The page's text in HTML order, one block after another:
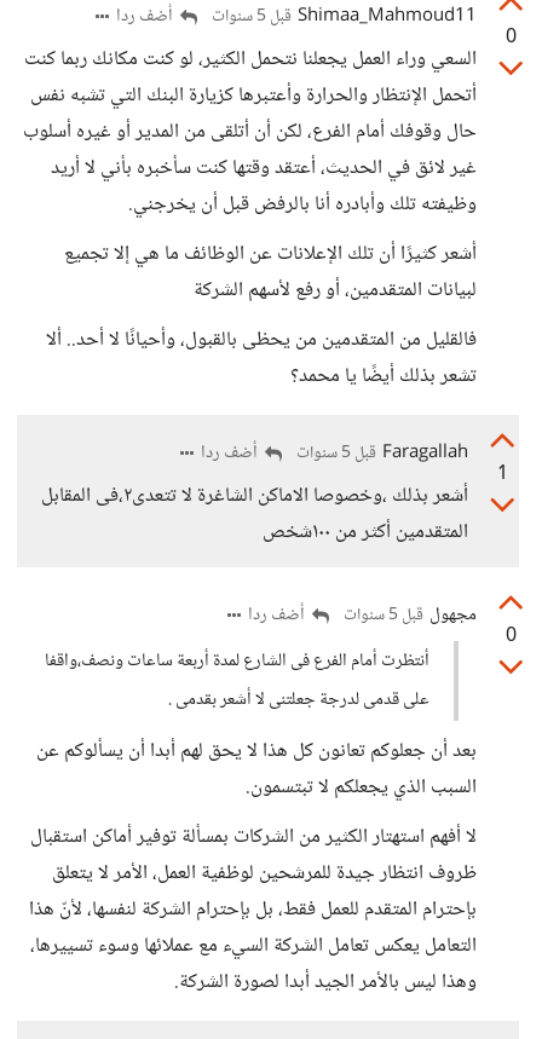
0
Shimaa_Mahmoud11 قبل 5 سنوات أضف ردا
السعي وراء العمل يجعلنا نتحمل الكثير، لو كنت مكانك ربما كنت
أتحمل الإنتظار والحرارة وأعتبرها كزيارة البنك التي تشبه نفس
حال وقوفك أمام الفرع، لكن أن أتلقى من المدير أو غيره أسلوب
غير لائق في الحديث، أعتقد وقتها كنت سأخبره بأني لا أريد
وظيفته تلك وأبادره أنا بالرفض قبل أن يخرجني.
أشعر كثيرًا أن تلك الإعلانات عن الوظائف ما هي إلا تجميع
لبيانات المتقدمين، أو رفع لأسهم الشركة
فالقليل من المتقدمين من يحظى بالقبول، وأحيانًا لا أحد.. ألا
تشعر بذلك أيضًا يا محمد؟
1
Faragallah قبل 5 سنوات أضف ردا
أشعر بذلك ،وخصوصا الاماكن الشاغرة لا تتعدى٢،فى المقابل
المتقدمين أكثر من ١٠٠شخص
0
مجهول قبل 5 سنوات
أضف ردا
أنتظرت أمام الفرع فى الشارع لمدة أربعة ساعات ونصف،واقفا
على قدمى لدرجة جعلتنى لا أشعر بقدمى .
بعد أن جعلوكم تعانون كل هذا لا يحق لهم أبدا أن يسألوكم عن
السبب الذي يجعلكم لا تبتسمون.
لا أفهم استهتار الكثير من الشركات بمسألة توفير أماكن استقبال
ظروف انتظار جيدة للمرشحين لوظفية العمل، الأمر لا يتعلق
بإحترام المتقدم للعمل فقط، بل بإحترام الشركة لنفسها، لأنّ هذا
التعامل يعكس تعامل الشركة السيء مع عملائها وسوء تسييرها،
وهذا ليس بالأمر الجيد أبدا لصورة الشركة.